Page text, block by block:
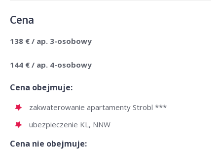
Cena
138 € / ap. 3-osobowy
144 € / ap. 4-osobowy
Cena obejmuje:
zakwaterowanie apartamenty Strobl ***
ubezpieczenie KL, NNW
Cena nie obejmuje: